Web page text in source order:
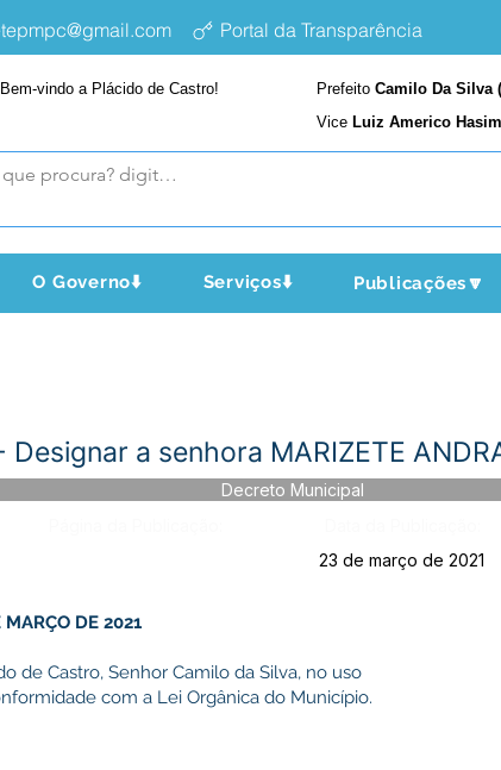
Portal da Transparência
vindo a Plácido de Castro! Prefeito Camilo Da Silva
Vice Luiz Americo
O Governo⬇️ Serviços⬇️ Publicações🔽
a senhora MARIZETE
Decreto Municipal
23 de março de 2021
DE 2021
de Castro, Senhor Camilo da Silva, no uso
com a Lei Orgânica do Município.